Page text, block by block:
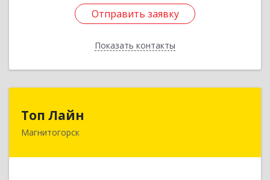
Отправить заявку
Показать контакты
Отправить заявку
Назад
Топ Лайн
Магнитогорск454000, Челябинская обл, Магнитогорск г,